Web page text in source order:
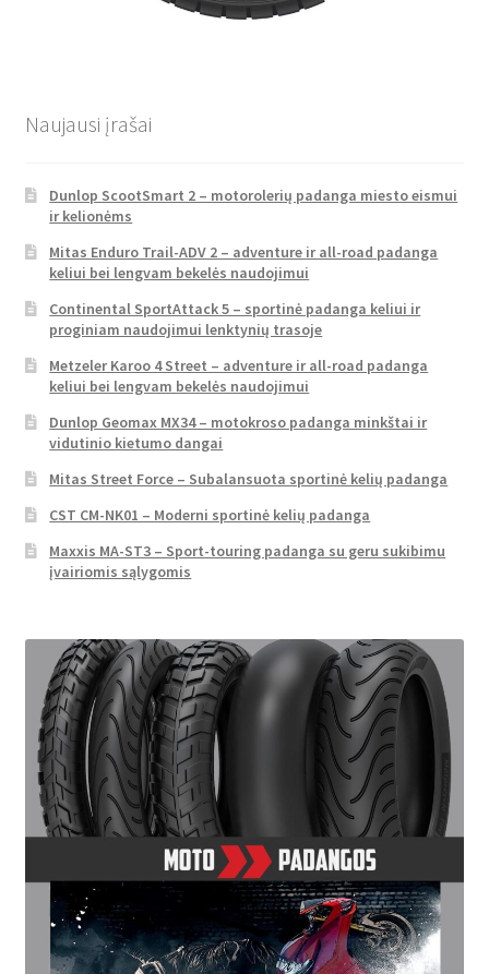
Naujausi įrašai
Dunlop ScootSmart 2 – motorolerių padanga miesto eismui
ir kelionėms
Mitas Enduro Trail-ADV 2 – adventure ir all-road padanga
keliui bei lengvam bekelės naudojimui
Continental SportAttack 5 – sportinė padanga keliui ir
proginiam naudojimui lenktynių trasoje
Metzeler Karoo 4 Street – adventure ir all-road padanga
keliui bei lengvam bekelės naudojimui
Dunlop Geomax MX34 – motokroso padanga minkštai ir
vidutinio kietumo dangai
Mitas Street Force – Subalansuota sportinė kelių padanga
CST CM-NK01 – Moderni sportinė kelių padanga
Maxxis MA-ST3 – Sport-touring padanga su geru sukibimu
įvairiomis sąlygomis